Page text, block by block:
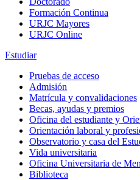
Formación Continua
URJC Mayores
URJC Online
Estudiar
Pruebas de acceso
Admisión
Matrícula y convalidaciones
Becas, ayudas y premios
Oficina del estudiante y
Orientación laboral y
Observatorio y casa del
Vida universitaria
Oficina Universitaria de
Biblioteca